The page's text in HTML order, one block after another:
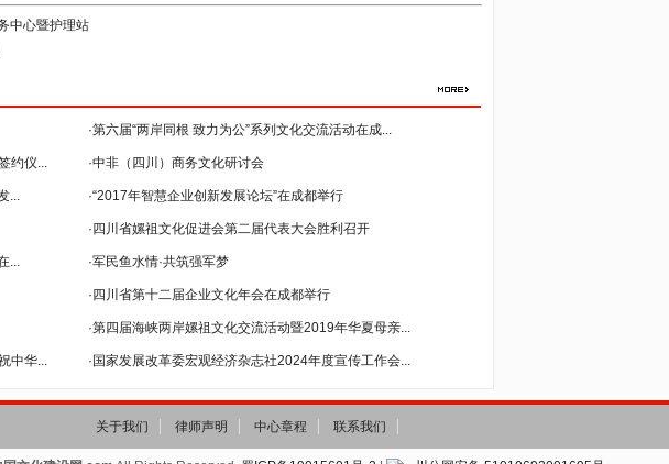
中心暨护理站
·第六届“两岸同根 致力为公”系列文化交流活动在成...
约仪... ·中非（四川）商务文化研讨会
--暨2018年...
... ·“2017年智慧企业创新发展论坛”在成都举行
·四川省嫘祖文化促进会第二届代表大会胜利召开
... ·军民鱼水情·共筑强军梦
·四川省第十二届企业文化年会在成都举行
·第四届海峡两岸嫘祖文化交流活动暨2019年华夏母亲...
中华... ·国家发展改革委宏观经济杂志社2024年度宣传工作会...
关于我们 律师声明 中心章程 联系我们